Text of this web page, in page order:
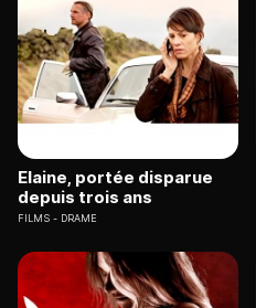
Elaine, portée disparue
depuis trois ans
FILMS DRAME